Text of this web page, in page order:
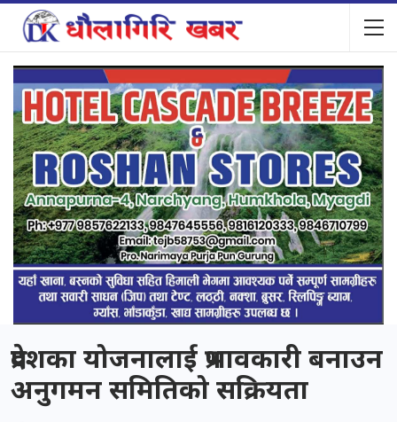
प्रदेशका योजनालाई प्रभावकारी बनाउन
अनुगमन समितिको सक्रियता